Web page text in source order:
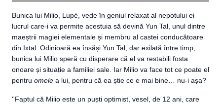
Bunica lui Milio, Lupé, vede în geniul relaxat al nepotului ei
lucrul care-i va permite acestuia să devină Yun Tal, unul dintre
maeștrii magiei elementale și membru al castei conducătoare
din Ixtal. Odinioară ea însăși Yun Tal, dar exilată între timp,
bunica lui Milio speră cu disperare că el va restabili fosta
onoare și situație a familiei sale. Iar Milio va face tot ce poate el
pentru omele a lui, pentru că ea știe ce e mai bine… nu-i așa?
''Faptul că Milio este un puști optimist, vesel, de 12 ani, care